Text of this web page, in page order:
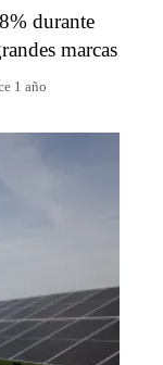
durante
marcas
1 año